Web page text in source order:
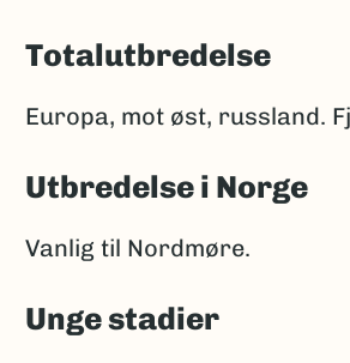
Totalutbredelse
Europa, mot øst, russland.
Utbredelse i Norge
Vanlig til Nordmøre.
Unge stadier